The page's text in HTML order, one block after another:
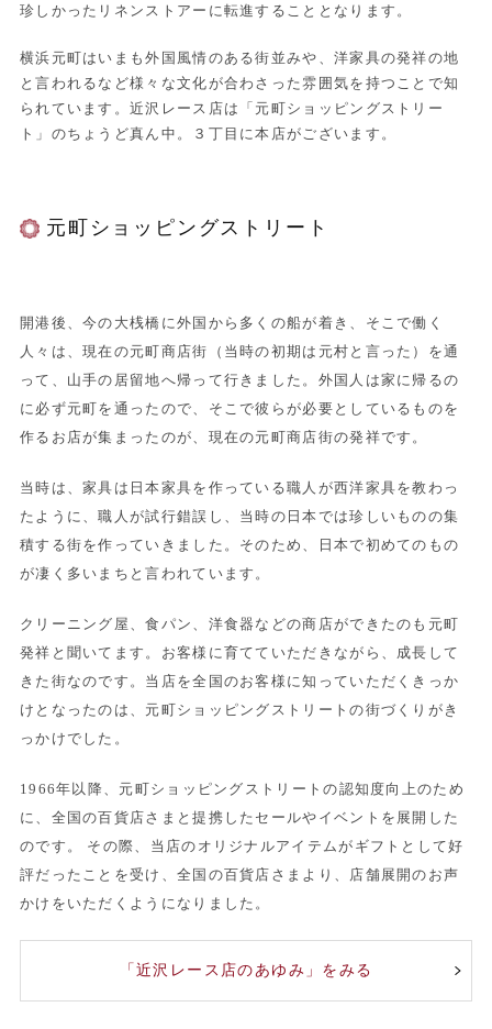
珍しかったリネンストアーに転進することとなります。
横浜元町はいまも外国風情のある街並みや、洋家具の発祥の地
と言われるなど様々な文化が合わさった雰囲気を持つことで知
られています。近沢レース店は「元町ショッピングストリー
ト」のちょうど真ん中。３丁目に本店がございます。
元町ショッピングストリート
開港後、今の大桟橋に外国から多くの船が着き、そこで働く
人々は、現在の元町商店街（当時の初期は元村と言った）を通
って、山手の居留地へ帰って行きました。外国人は家に帰るの
に必ず元町を通ったので、そこで彼らが必要としているものを
作るお店が集まったのが、現在の元町商店街の発祥です。
当時は、家具は日本家具を作っている職人が西洋家具を教わっ
たように、職人が試行錯誤し、当時の日本では珍しいものの集
積する街を作っていきました。そのため、日本で初めてのもの
が凄く多いまちと言われています。
クリーニング屋、食パン、洋食器などの商店ができたのも元町
発祥と聞いてます。お客様に育てていただきながら、成長して
きた街なのです。当店を全国のお客様に知っていただくきっか
けとなったのは、元町ショッピングストリートの街づくりがき
っかけでした。
1966年以降、元町ショッピングストリートの認知度向上のため
に、全国の百貨店さまと提携したセールやイベントを展開した
のです。 その際、当店のオリジナルアイテムがギフトとして好
評だったことを受け、全国の百貨店さまより、店舗展開のお声
かけをいただくようになりました。
「近沢レース店のあゆみ」をみる